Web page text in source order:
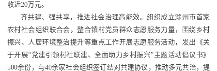
收近20万元。
齐共建、强共享，推进社会治理高能效。组织成立滁州市首家
农村社会组织联合会，整合镇村党员群众志愿服务力量，围绕乡村
振兴、人居环境整治提升等重点工作开展志愿服务活动，发出《关
于开展“党建引领村社联建、全面助力乡村振兴”主题活动倡议书》
500余份，与40余家社会组织签订结对共建协议，推动多元共治，提